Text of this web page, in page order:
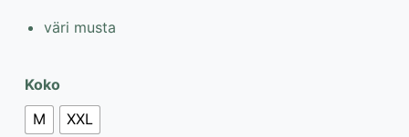
väri musta
Koko
M
XXL